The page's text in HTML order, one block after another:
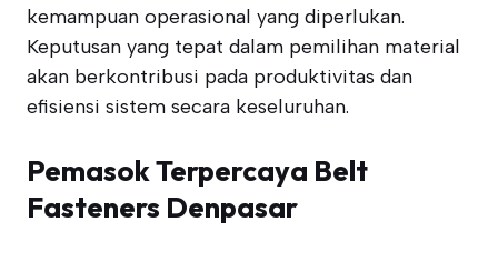
kemampuan operasional yang diperlukan.
Keputusan yang tepat dalam pemilihan material
akan berkontribusi pada produktivitas dan
efisiensi sistem secara keseluruhan.
Pemasok Terpercaya Belt
Fasteners Denpasar